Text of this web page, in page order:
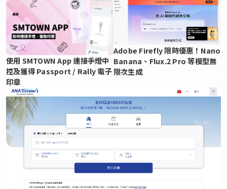
使用 SMTOWN App 連接手燈中
控及獲得 Passport / Rally 電子
印章
Adobe Firefly 限時優惠！Nano
Banana、Flux.2 Pro 等模型無
限次生成